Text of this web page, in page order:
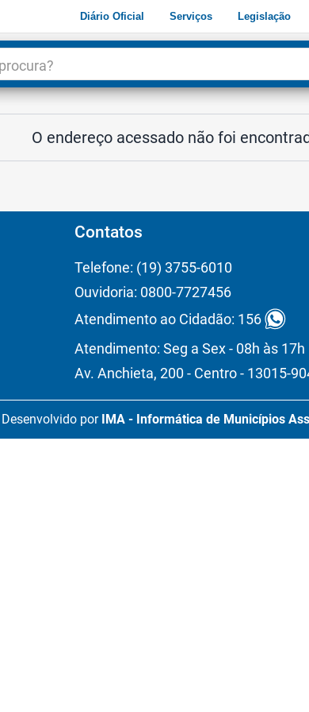
Diário Oficial Serviços Legislação
O endereço acessado não foi
Contatos
Telefone: (19) 3755-6010
Ouvidoria: 0800-7727456
Atendimento ao Cidadão: 156
Atendimento: Seg a Sex - 08h às 17h
Av. Anchieta, 200 - Centro - 13015-
Desenvolvido por IMA - Informática de Municípios